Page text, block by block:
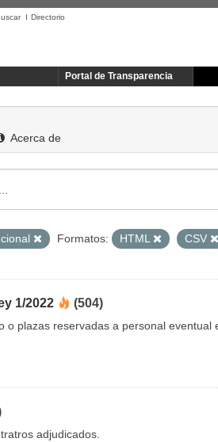
I Directorio
Portal de Transparencia
Acerca de
Formatos: HTML CSV
1/2022 (504)
o plazas reservadas a personal
adjudicados.